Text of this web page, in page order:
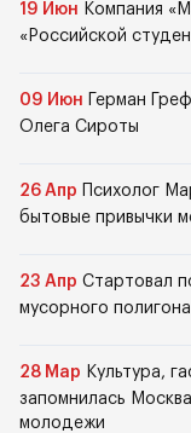
19 Июн Компания
«Российской
09 Июн
Герман
Олега Сироты
26 Апр
Психолог
бытовые привычки
23 Апр Стартовал
мусорного полигона
28 Мар Культура,
запомнилась
молодежи